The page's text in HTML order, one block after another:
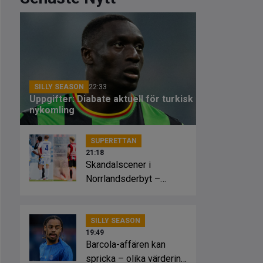
SILLY SEASON 22:33
Uppgifter: Diabate aktuell för turkisk
nykomling
SUPERETTAN
21:18
Skandalscener i
Norrlandsderbyt –
SILLY SEASON
19:49
Barcola-affären kan
spricka – olika värdering